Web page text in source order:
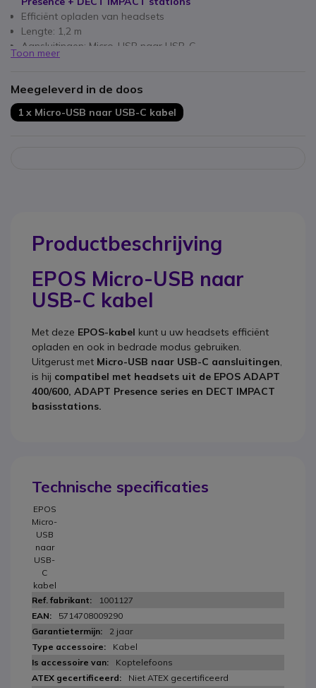
Efficiënt opladen van headsets
Lengte: 1,2 m
Aansluitingen: Micro-USB naar USB-C
Toon meer
Meegeleverd in de doos
1 x Micro-USB naar USB-C kabel
Productbeschrijving
EPOS Micro-USB naar
USB-C kabel
Met deze EPOS-kabel kunt u uw headsets efficiënt
opladen en ook in bedrade modus gebruiken.
Uitgerust met Micro-USB naar USB-C aansluitingen,
is hij compatibel met headsets uit de EPOS ADAPT
400/600, ADAPT Presence series en DECT IMPACT
basisstations.
Technische specificaties
EPOS
Micro-
USB
naar
USB-
C
kabel
1001127
5714708009290
2 jaar
Kabel
Koptelefoons
Niet ATEX gecertificeerd